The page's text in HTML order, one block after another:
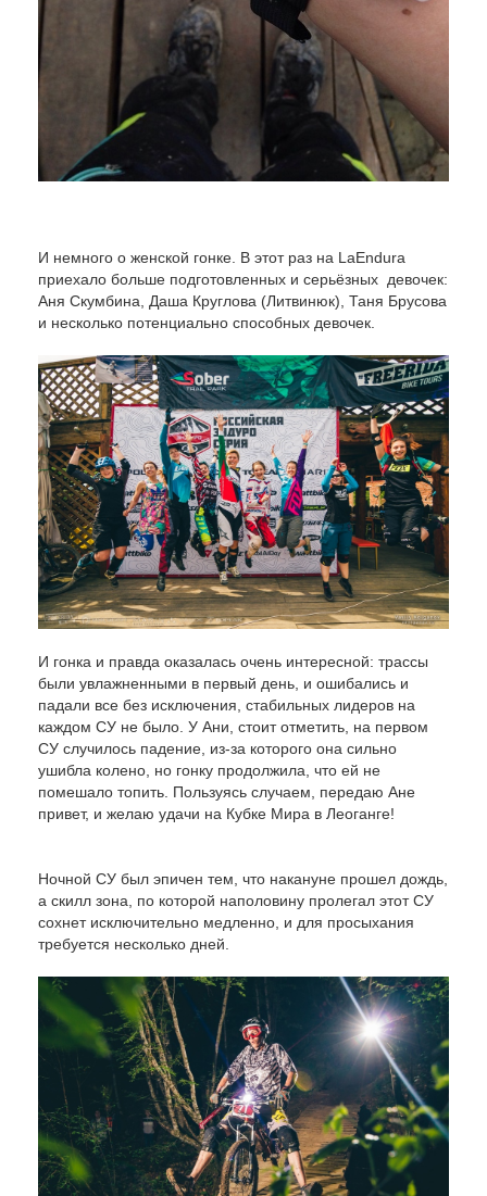
И немного о женской гонке. В этот раз на LaEndura
приехало больше подготовленных и серьёзных девочек:
Аня Скумбина, Даша Круглова (Литвинюк), Таня Брусова
и несколько потенциально способных девочек.
И гонка и правда оказалась очень интересной: трассы
были увлажненными в первый день, и ошибались и
падали все без исключения, стабильных лидеров на
каждом СУ не было. У Ани, стоит отметить, на первом
СУ случилось падение, из-за которого она сильно
ушибла колено, но гонку продолжила, что ей не
помешало топить. Пользуясь случаем, передаю Ане
привет, и желаю удачи на Кубке Мира в Леоганге!
Ночной СУ был эпичен тем, что накануне прошел дождь,
а скилл зона, по которой наполовину пролегал этот СУ
сохнет исключительно медленно, и для просыхания
требуется несколько дней.